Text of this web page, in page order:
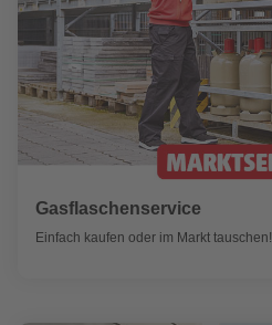
Gasflaschenservice
Einfach kaufen oder im Markt tauschen!